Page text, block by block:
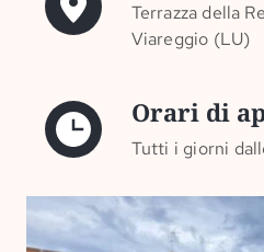
Terrazza della
Viareggio (LU)
Orari di
Tutti i giorni